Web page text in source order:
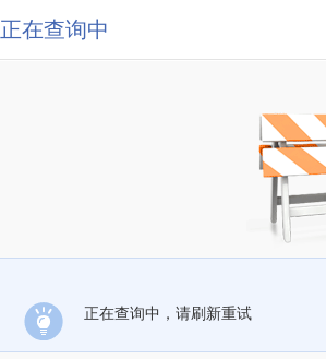
正在查询中
正在查询中，请刷新重试